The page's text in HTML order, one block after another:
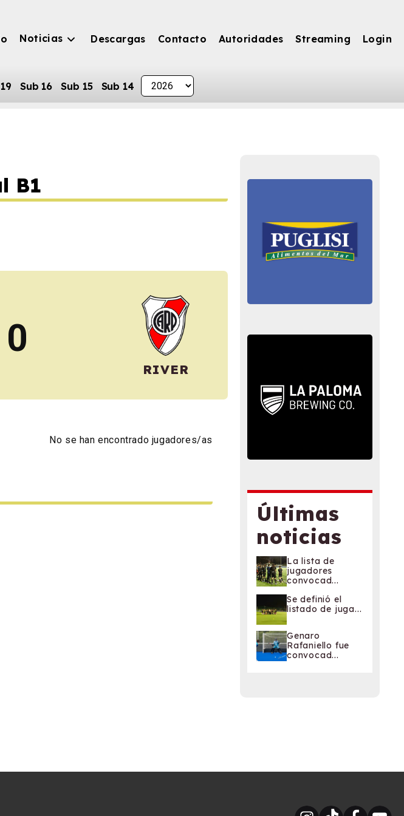
Noticias Descargas Contacto Autoridades Streaming Login
Sub 16 Sub 15 Sub 14
B1
RIVER
No se han encontrado jugadores/as
Últimas
noticias
La lista de
jugadores
convocad...
Se definió el
listado de juga...
Genaro
Rafaniello fue
convocad...